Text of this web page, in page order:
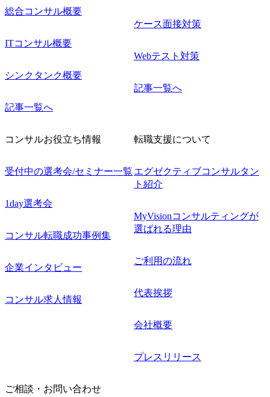
総合コンサル概要
ITコンサル概要
シンクタンク概要
記事一覧へ
ケース面接対策
Webテスト対策
記事一覧へ
コンサルお役立ち情報
受付中の選考会/セミナー一覧
1day選考会
コンサル転職成功事例集
企業インタビュー
コンサル求人情報
転職支援について
エグゼクティブコンサルタン
ト紹介
MyVisionコンサルティングが
選ばれる理由
ご利用の流れ
代表挨拶
会社概要
プレスリリース
ご相談・お問い合わせ